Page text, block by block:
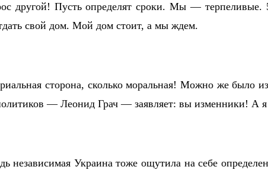
другой! Пусть определят сроки. Мы — терпеливые.
свой дом. Мой дом стоит, а мы ждем.
сторона, сколько моральная! Можно же было
— Леонид Грач — заявляет: вы изменники! А
независимая Украина тоже ощутила на себе